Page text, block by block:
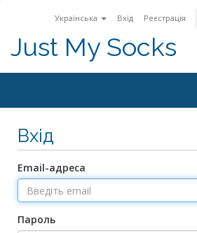
Українська Вхід Реєстрація
Just My Socks
Вхід
Email-адреса
Пароль